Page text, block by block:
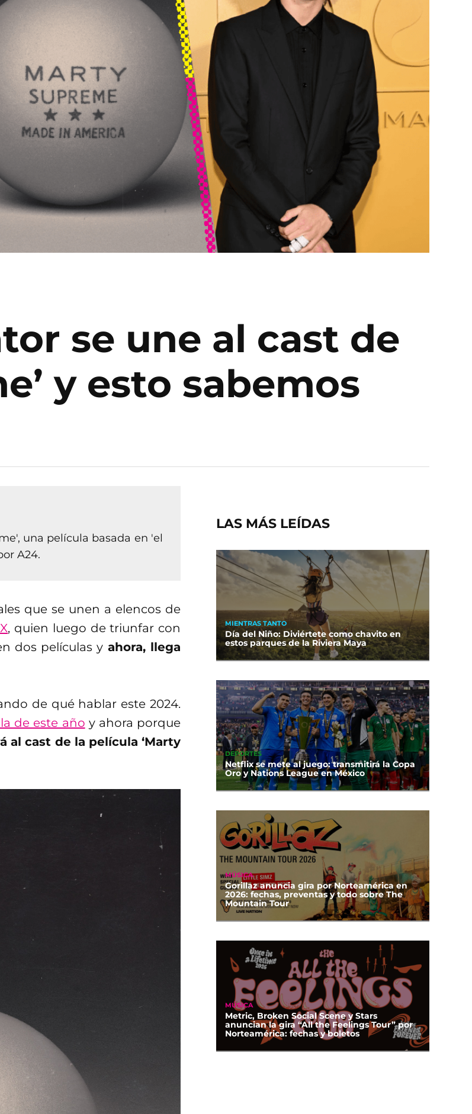
se une al cast de
y esto sabemos
una película basada en 'el
A24.
que se unen a elencos de
, quien luego de triunfar con
dos películas y ahora, llega
de qué hablar este 2024.
de este año y ahora porque
al cast de la película ‘Marty
LAS MÁS LEÍDAS
MIENTRAS TANTO
Día del Niño: Diviértete como chavito en
estos parques de la Riviera Maya
DEPORTES
Netflix se mete al juego: transmitirá la Copa
Oro y Nations League en México
MÚSICA
Gorillaz anuncia gira por Norteamérica en
2026: fechas, preventas y todo sobre The
Mountain Tour
MÚSICA
Metric, Broken Social Scene y Stars
anuncian la gira “All the Feelings Tour” por
Norteamérica: fechas y boletos